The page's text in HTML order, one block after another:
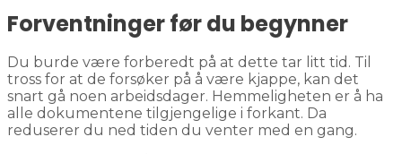
Forventninger før du begynner
Du burde være forberedt på at dette tar litt tid. Til
tross for at de forsøker på å være kjappe, kan det
snart gå noen arbeidsdager. Hemmeligheten er å ha
alle dokumentene tilgjengelige i forkant. Da
reduserer du ned tiden du venter med en gang.